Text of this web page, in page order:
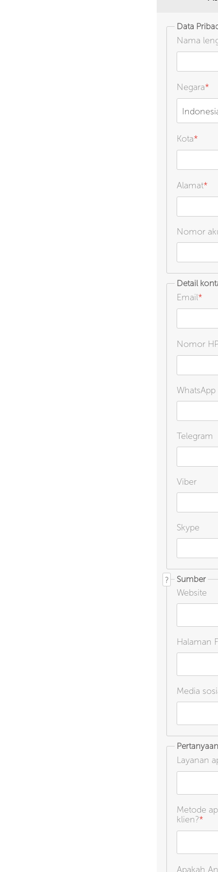
Data
Nama
Negara*
Kota*
Alamat*
Nomor
Detail
Email*
Nomor
WhatsApp
Telegram
Viber
Skype
Sumber
?
Website
Halaman
Media
Layanan
Metode
klien?*
Apakah